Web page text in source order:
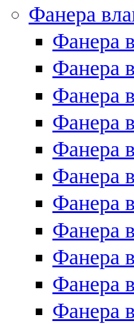
Фанера
Фанера
Фанера
Фанера
Фанера
Фанера
Фанера
Фанера
Фанера
Фанера
Фанера
Фанера